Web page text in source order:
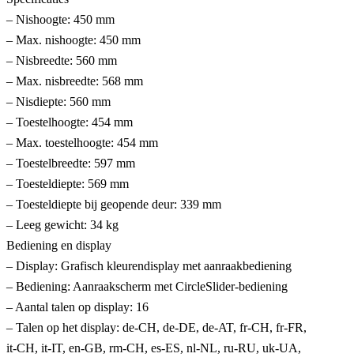
– Nishoogte: 450 mm
– Max. nishoogte: 450 mm
– Nisbreedte: 560 mm
– Max. nisbreedte: 568 mm
– Nisdiepte: 560 mm
– Toestelhoogte: 454 mm
– Max. toestelhoogte: 454 mm
– Toestelbreedte: 597 mm
– Toesteldiepte: 569 mm
– Toesteldiepte bij geopende deur: 339 mm
– Leeg gewicht: 34 kg
Bediening en display
– Display: Grafisch kleurendisplay met aanraakbediening
– Bediening: Aanraakscherm met CircleSlider-bediening
– Aantal talen op display: 16
– Talen op het display: de-CH, de-DE, de-AT, fr-CH, fr-FR,
it-CH, it-IT, en-GB, rm-CH, es-ES, nl-NL, ru-RU, uk-UA,